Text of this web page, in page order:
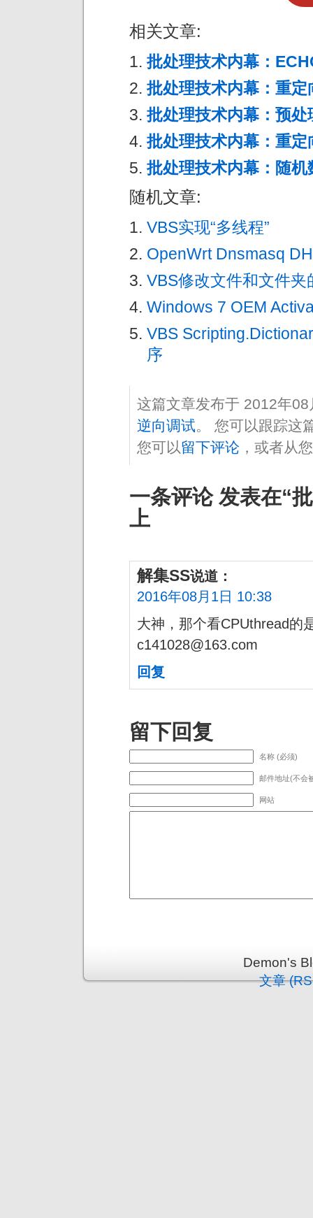
相关文章:
批处理技术内幕：
批处理技术内幕：重定
批处理技术内幕：预处
批处理技术内幕：重定
批处理技术内幕：随
随机文章:
VBS实现“多线程”
OpenWrt Dnsmasq
VBS修改文件和文件夹
Windows 7 OEM
VBS
序
这篇文章发布于 2012年
逆向调试。 您可以跟踪这
您可以留下评论 ，或者从
一条评论 发表在“
上
解集SS说道：
2016年08月1日 10:38
大神，那个看CPUthread的
c141028@163.com
回复
留下回复
名称 (必须)
邮件地址(不会
网站
Demon's
文章